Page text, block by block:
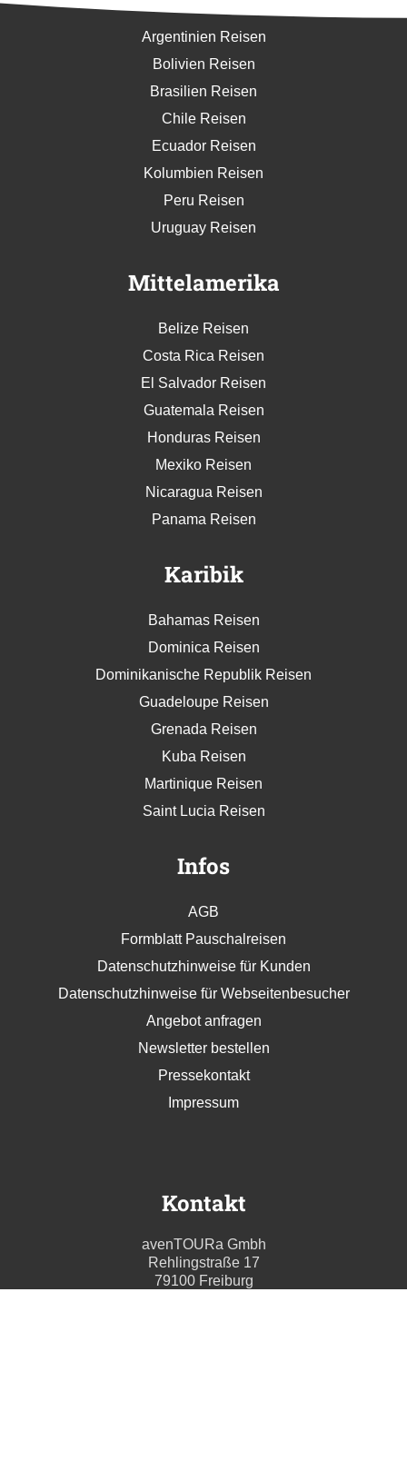
Argentinien Reisen
Bolivien Reisen
Brasilien Reisen
Chile Reisen
Ecuador Reisen
Kolumbien Reisen
Peru Reisen
Uruguay Reisen
Mittelamerika
Belize Reisen
Costa Rica Reisen
El Salvador Reisen
Guatemala Reisen
Honduras Reisen
Mexiko Reisen
Nicaragua Reisen
Panama Reisen
Karibik
Bahamas Reisen
Dominica Reisen
Dominikanische Republik Reisen
Guadeloupe Reisen
Grenada Reisen
Kuba Reisen
Martinique Reisen
Saint Lucia Reisen
Infos
AGB
Formblatt Pauschalreisen
Datenschutzhinweise für Kunden
Datenschutzhinweise für Webseitenbesucher
Angebot anfragen
Newsletter bestellen
Pressekontakt
Impressum
Kontakt
avenTOURa Gmbh
Rehlingstraße 17
79100 Freiburg